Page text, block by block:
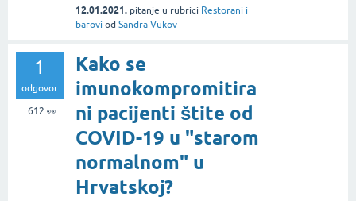
12.01.2021. pitanje u rubrici Restorani i
barovi od Sandra Vukov
1
odgovor
612 👀
Kako se
imunokompromitira
ni pacijenti štite od
COVID-19 u "starom
normalnom" u
Hrvatskoj?